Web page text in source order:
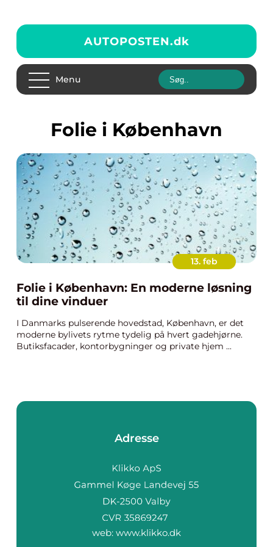
AUTOPOSTEN.dk
Menu
folie i København
13. feb
Folie i København: En moderne løsning
til dine vinduer
I Danmarks pulserende hovedstad, København, er det
moderne bylivets rytme tydelig på hvert gadehjørne.
Butiksfacader, kontorbygninger og private hjem ...
Adresse
web: www.klikko.dk